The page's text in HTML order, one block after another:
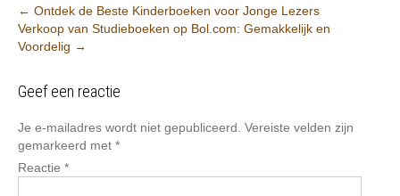
Post
navigation
← Ontdek de Beste Kinderboeken voor Jonge Lezers
Verkoop van Studieboeken op Bol.com: Gemakkelijk en
Voordelig →
Geef een reactie
Je e-mailadres wordt niet gepubliceerd. Vereiste velden zijn
gemarkeerd met *
Reactie *